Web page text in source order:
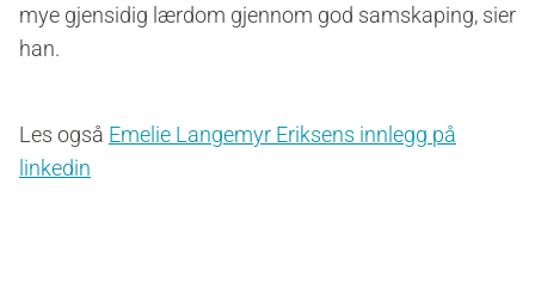
mye gjensidig lærdom gjennom god samskaping, sier
han.
Les også Emelie Langemyr Eriksens innlegg på
linkedin